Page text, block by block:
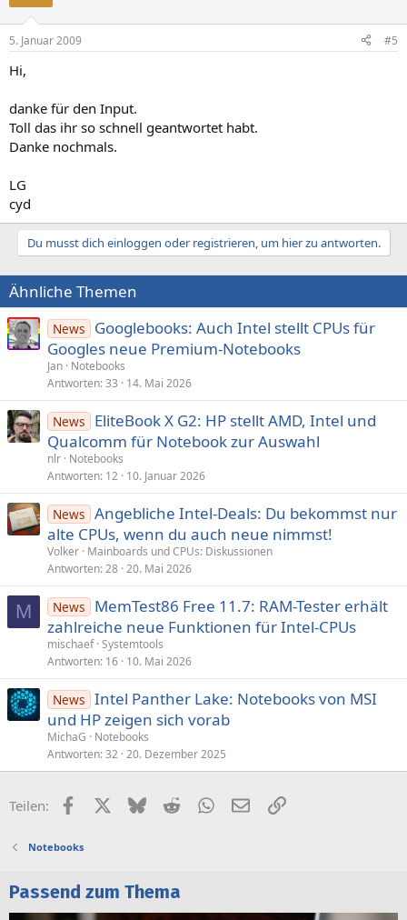
5. Januar 2009 #5
Hi,
danke für den Input.
Toll das ihr so schnell geantwortet habt.
Danke nochmals.
LG
cyd
Du musst dich einloggen oder registrieren, um hier zu antworten.
Ähnliche Themen
News
Googlebooks: Auch Intel stellt CPUs für
Googles neue Premium-Notebooks
Jan Notebooks
Antworten 33 14. Mai 2026
News
EliteBook X G2: HP stellt AMD, Intel und
Qualcomm für Notebook zur Auswahl
nlr Notebooks
Antworten 12 10. Januar 2026
News Angebliche Intel-Deals: Du bekommst nur
alte CPUs, wenn du auch neue nimmst!
Volker Mainboards und CPUs: Diskussionen
Antworten 28 20. Mai 2026
M News
MemTest86 Free 11.7: RAM-Tester erhält
zahlreiche neue Funktionen für Intel-CPUs
mischaef Systemtools
Antworten 16 10. Mai 2026
News Intel Panther Lake: Notebooks von MSI
und HP zeigen sich vorab
MichaG
Notebooks
Antworten 32 20. Dezember 2025
Teilen: FacebookX (Twitter)
BlueskyRedditWhatsApp
E-MailLink
Notebooks
Passend zum Thema